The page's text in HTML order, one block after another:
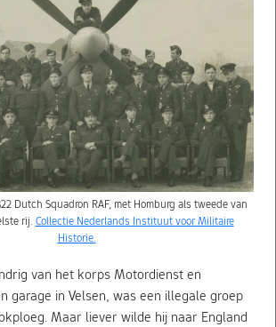
Dutch Squadron RAF, met Homburg als tweede van
rij. Collectie Nederlands Instituut voor Militaire
Historie.
van het korps Motordienst en
garage in Velsen, was een illegale groep
Maar liever wilde hij naar England